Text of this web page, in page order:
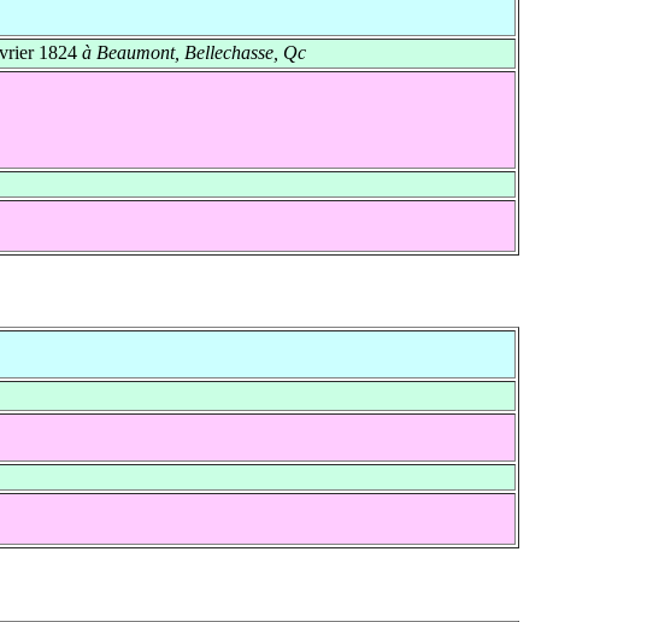
1824à Beaumont, Bellechasse, Qc